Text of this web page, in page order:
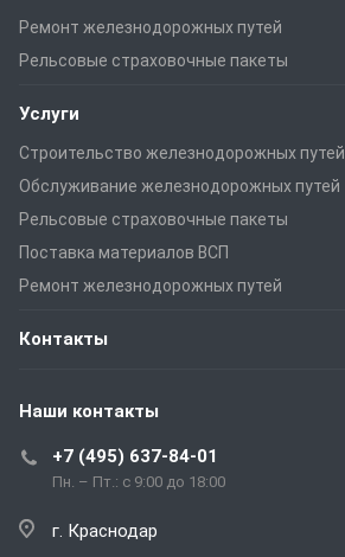
Ремонт железнодорожных путей
Рельсовые страховочные пакеты
Услуги
Строительство железнодорожных путей
Обслуживание железнодорожных путей
Рельсовые страховочные пакеты
Поставка материалов ВСП
Ремонт железнодорожных путей
Контакты
Наши контакты
+7 (495) 637-84-01
Пн. – Пт.: с 9:00 до 18:00
г. Краснодар